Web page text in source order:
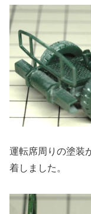
運転席周りの塗装
着しました。